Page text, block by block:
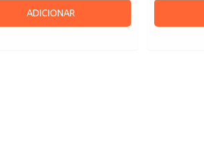
ADICIONAR